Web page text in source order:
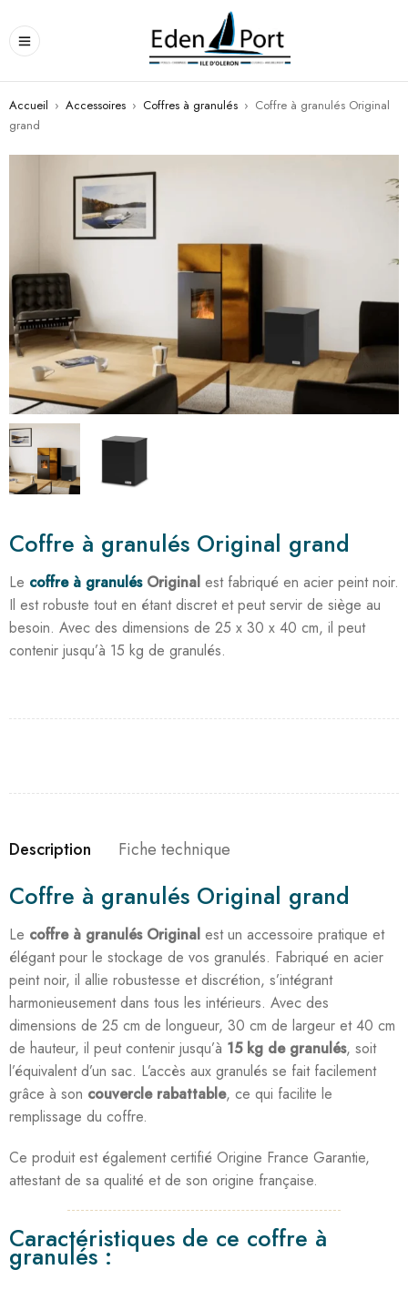
Accueil › Accessoires › Coffres à granulés › Coffre à granulés Original
grand
Coffre à granulés Original grand
Le coffre à granulésOriginal est fabriqué en acier peint noir.
Il est robuste tout en étant discret et peut servir de siège au
besoin. Avec des dimensions de 25 x 30 x 40 cm, il peut
contenir jusqu’à 15 kg de granulés.
Description Fiche technique
Coffre à granulés Original grand
Le coffre à granulés Original est un accessoire pratique et
élégant pour le stockage de vos granulés. Fabriqué en acier
peint noir, il allie robustesse et discrétion, s’intégrant
harmonieusement dans tous les intérieurs. Avec des
dimensions de 25 cm de longueur, 30 cm de largeur et 40 cm
de hauteur, il peut contenir jusqu’à 15 kg de granulés, soit
l’équivalent d’un sac. L’accès aux granulés se fait facilement
grâce à son couvercle rabattable, ce qui facilite le
remplissage du coffre.
Ce produit est également certifié Origine France Garantie,
attestant de sa qualité et de son origine française.
Caractéristiques de ce coffre à
granulés :